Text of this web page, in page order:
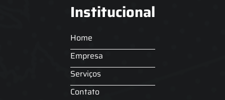
Institucional
Home
Empresa
Serviços
Contato